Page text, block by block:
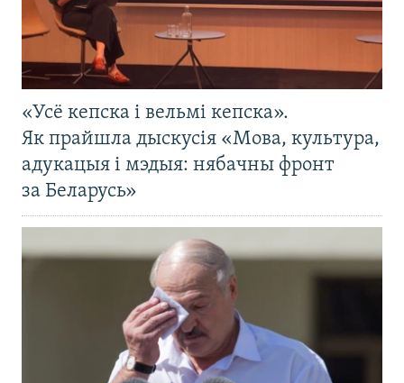
«Усё кепска і вельмі кепска».
Як прайшла дыскусія «Мова, культура,
адукацыя і мэдыя: нябачны фронт
за Беларусь»